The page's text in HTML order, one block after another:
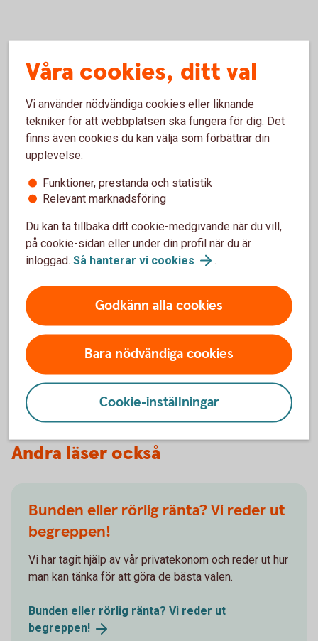
Om
styrräntan
Från reporänta till styrränta
styrräntan. Namnet reporänta kom från instrumentet
penningpolitiska repor som Riksbanken inte hade
använt sedan 2008. Det nya namnet styrränta
matchar räntans syfte bättre, det vill säga att styra
dagslåneräntan och påverka andra räntor i ekonomin
för att uppnå inflationsmålet.
Andra läser också
Bunden eller rörlig ränta? Vi reder ut
begreppen!
Vi har tagit hjälp av vår privatekonom och reder ut hur
man kan tänka för att göra de bästa valen.
Bunden eller rörlig ränta? Vi reder ut
begreppen!
Våra cookies, ditt val
Vi använder nödvändiga cookies eller liknande
tekniker för att webbplatsen ska fungera för dig. Det
finns även cookies du kan välja som förbättrar din
upplevelse:
Funktioner, prestanda och statistik
Relevant marknadsföring
Du kan ta tillbaka ditt cookie-medgivande när du vill,
på cookie-sidan eller under din profil när du är
inloggad. Så hanterar vi cookies .
Godkänn alla cookies
Bara nödvändiga cookies
Cookie-inställningar